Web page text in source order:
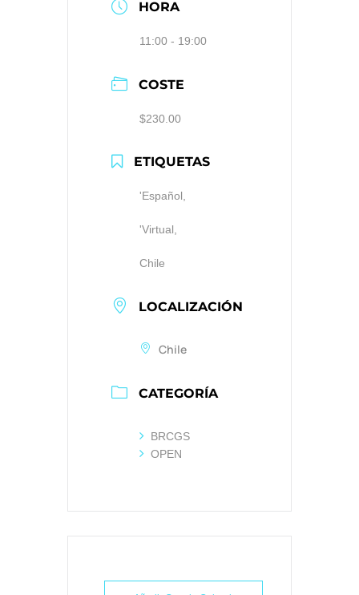
HORA
11:00 - 19:00
COSTE
$230.00
ETIQUETAS
'Español,
'Virtual,
Chile
LOCALIZACIÓN
Chile
CATEGORÍA
BRCGS
OPEN